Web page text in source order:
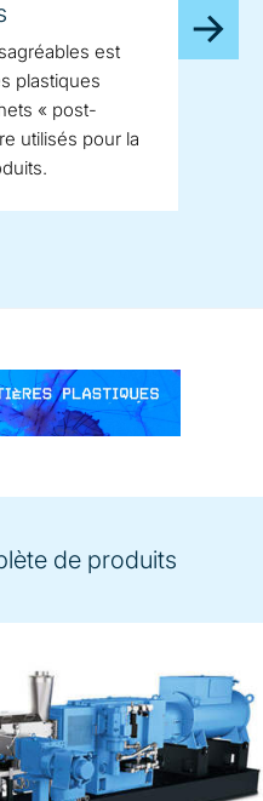
est
plastiques
« post-
utilisés pour la
de produits